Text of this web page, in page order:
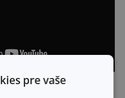
Skryť text
pre vaše